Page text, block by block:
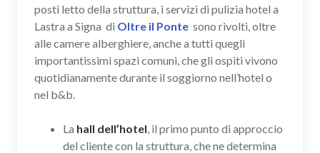
posti letto della struttura, i servizi di pulizia hotel a
Lastra a Signa di Oltre il Ponte sono rivolti, oltre
alle camere alberghiere, anche a tutti quegli
importantissimi spazi comuni, che gli ospiti vivono
quotidianamente durante il soggiorno nell’hotel o
nel b&b.
La hall dell’hotel, il primo punto di approccio
del cliente con la struttura, che ne determina